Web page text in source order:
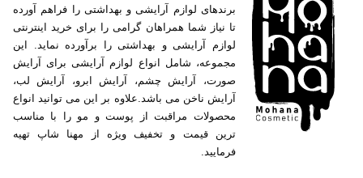
برندهای لوازم آرایشی و بهداشتی را فراهم آورده
تا نیاز شما همراهان گرامی را برای خرید اینترنتی
لوازم آرایشی و بهداشتی را برآورده نماید. این
مجموعه، شامل انواع لوازم آرایشی برای آرایش
صورت، آرایش چشم، آرایش ابرو، آرایش لب،
آرایش ناخن می باشد.علاوه بر این می توانید انواع
محصولات مراقبت از پوست و مو را با مناسب
ترین قیمت و تخفیف ویژه از مهنا شاپ تهیه
فرمایید.